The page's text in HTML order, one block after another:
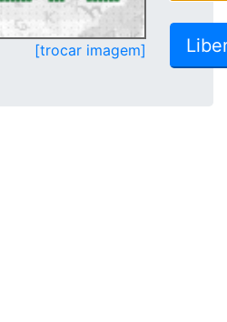
[trocar imagem]